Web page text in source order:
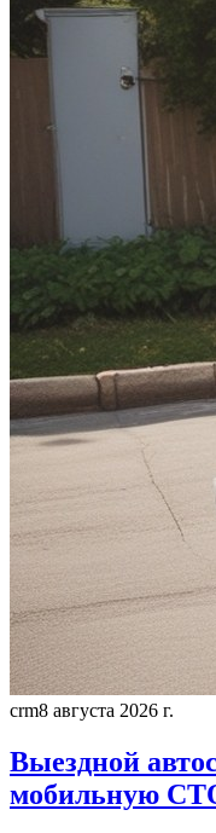
crm8 августа 2026 г.
Выездной
мобильную